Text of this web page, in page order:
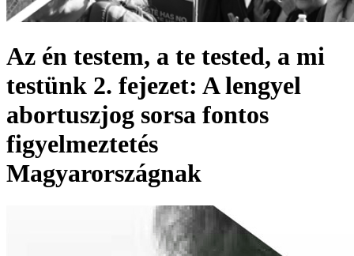
Az én testem, a te tested, a mi
testünk 2. fejezet: A lengyel
abortuszjog sorsa fontos
figyelmeztetés
Magyarországnak